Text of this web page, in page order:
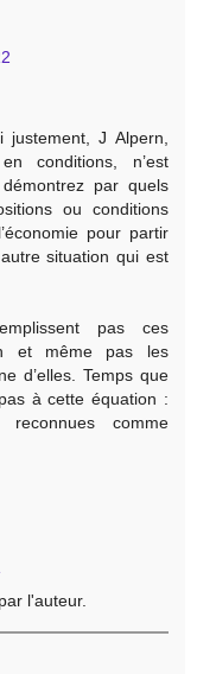
J Alpern,
conditions, n’est
par quels
ou conditions
pour partir
situation qui est
pas ces
et même pas les
d’elles. Temps que
à cette équation :
comme
l'auteur.